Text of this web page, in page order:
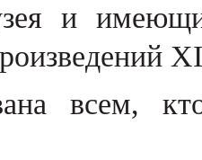
и
всем,